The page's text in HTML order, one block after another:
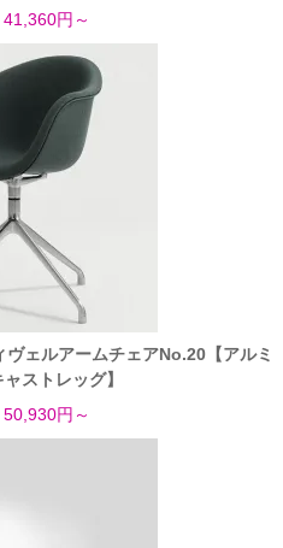
41,360円～
ェルアームチェアNo.20【アルミ
ストレッグ】
50,930円～